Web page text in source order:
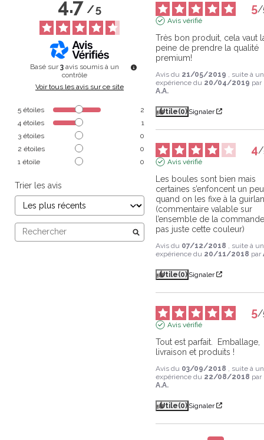
4.7/5
Basé sur3 avis soumis à un
contrôle
Voir tous les avis sur ce site
5 étoiles
2
4 étoiles
1
3 étoiles
0
2 étoiles
0
1 étoile 0
Trier les avis
5/
Avis vérifié
Très bon produit, cela vaut
peine de prendre la qualité
premium!
Avis du 21/05/2019 , suite à
expérience du 20/04/2019 par
A.A.
Utile(0) Signaler
4/
Avis vérifié
Les boules sont bien mais
certaines s’enfoncent un peu
quand on les fixe à la
(commentaire valable sur
l’ensemble de la
pas juste cette couleur)
Avis du 07/12/2018 , suite à
expérience du 20/11/2018 par
Utile(0) Signaler
5/
Avis vérifié
Tout est parfait.  Emballage,
livraison et produits !
Avis du 03/09/2018 , suite à
expérience du 22/08/2018 par
A.A.
Utile(0) Signaler